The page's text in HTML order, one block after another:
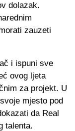
dolazak.
zauzeti
i ispuni sve
ovog ljeta
za projekt. U
mjesto pod
da Real
talenta.